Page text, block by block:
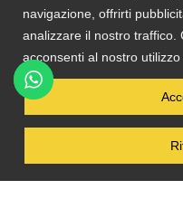
navigazione, offrirti
analizzare il nostro traffico.
acconsenti al nostro utilizzo
TS DACOM
03055900231 ©